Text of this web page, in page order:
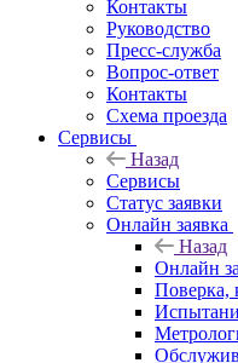
Контакты
Руководство
Пресс-служба
Вопрос-ответ
Контакты
Схема проезда
Сервисы
Назад
Сервисы
Статус заявки
Онлайн заявка
Назад
Онлайн
Поверка,